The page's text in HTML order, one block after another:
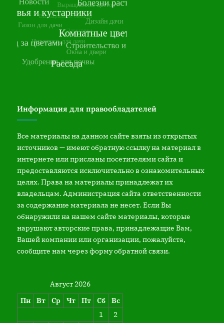
Информация для правообладателей
Все материалы на данном сайте взяты из открытых
источников — имеют обратную ссылку на материал в
интернете или присланы посетителями сайта и
предоставляются исключительно в ознакомительных
целях. Права на материалы принадлежат их
владельцам. Администрация сайта ответственности
за содержание материала не несет. Если Вы
обнаружили на нашем сайте материалы, которые
нарушают авторские права, принадлежащие Вам,
Вашей компании или организации, пожалуйста,
сообщите нам через форму обратной связи.
Август 2026
Пн
Вт Ср Чт Пт Сб
Вс
1
2